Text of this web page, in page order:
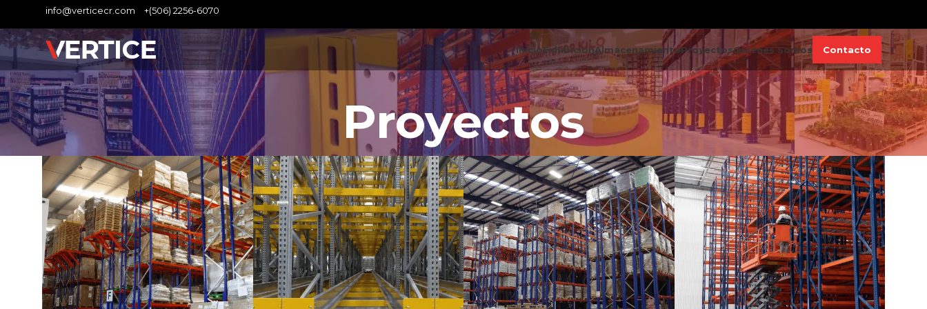
info@verticecr.com +(506) 2256-6070
InicioExhibiciónAlmacenamientoProyectosQuiénes Somos Contacto
Proyectos